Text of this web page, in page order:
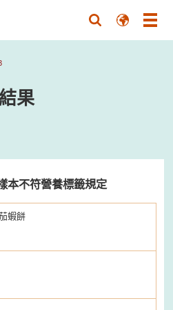
果
本不符營養標籤規定
蝦餅